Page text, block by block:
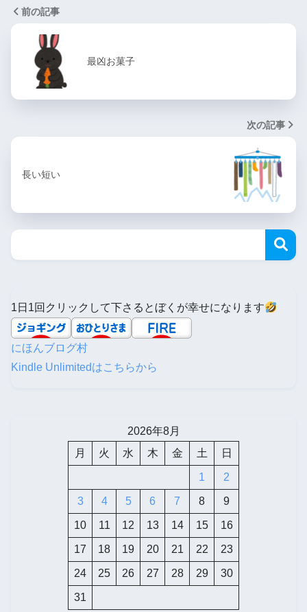
前の記事
最凶お菓子
次の記事
長い短い
1日1回クリックして下さるとぼくが幸せになります
にほんブログ村
Kindle Unlimitedはこちらから
2026年8月
月
火 水 木 金 土 日
1 2
3 4 5 6 7 8 9
10 11 12 13 14 15 16
17 18 19 20 21 22 23
24 25 26 27 28 29 30
31